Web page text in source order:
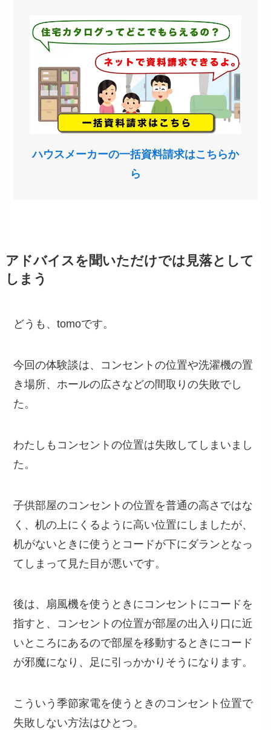
ハウスメーカーの一括資料請求はこちらか
ら
アドバイスを聞いただけでは見落として
しまう
どうも、tomoです。
今回の体験談は、コンセントの位置や洗濯機の置
き場所、ホールの広さなどの間取りの失敗でし
た。
わたしもコンセントの位置は失敗してしまいまし
た。
子供部屋のコンセントの位置を普通の高さではな
く、机の上にくるように高い位置にしましたが、
机がないときに使うとコードが下にダランとなっ
てしまって見た目が悪いです。
後は、扇風機を使うときにコンセントにコードを
指すと、コンセントの位置が部屋の出入り口に近
いところにあるので部屋を移動するときにコード
が邪魔になり、足に引っかかりそうになります。
こういう季節家電を使うときのコンセント位置で
失敗しない方法はひとつ。